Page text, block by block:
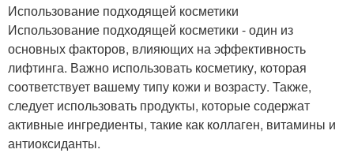
Использование подходящей косметики
Использование подходящей косметики - один из
основных факторов, влияющих на эффективность
лифтинга. Важно использовать косметику, которая
соответствует вашему типу кожи и возрасту. Также,
следует использовать продукты, которые содержат
активные ингредиенты, такие как коллаген, витамины и
антиоксиданты.